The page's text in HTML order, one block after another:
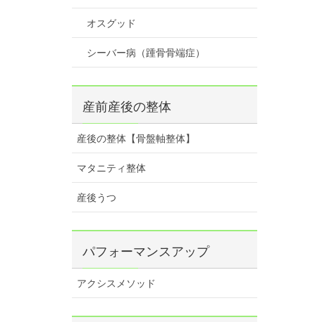
オスグッド
シーバー病（踵骨骨端症）
産前産後の整体
産後の整体【骨盤軸整体】
マタニティ整体
産後うつ
パフォーマンスアップ
アクシスメソッド